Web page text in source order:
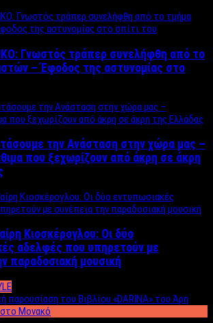
Γνωστός τράπερ συνελήφθη από το
– Έφοδος της αστυνομίας στο
την Ανάσταση στην χώρα μας –
που ξεχωρίζουν από άκρη σε άκρη
Κιοσκέρογλου: Οι δύο
αδελφές που υπηρετούν με
παραδοσιακή μουσική